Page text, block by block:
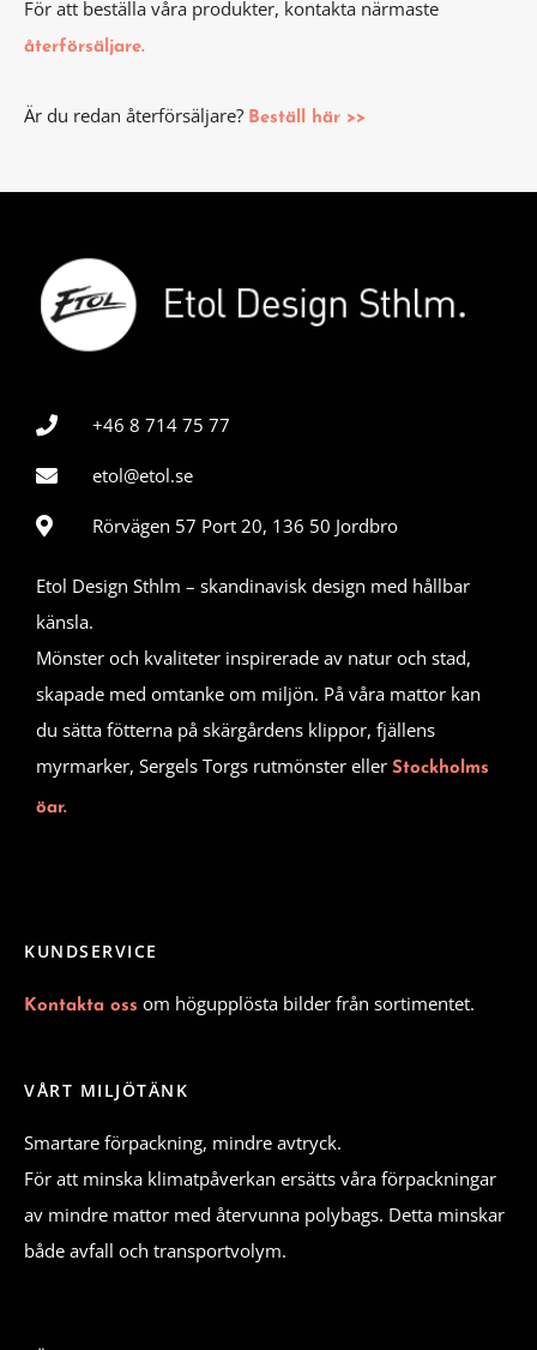
För att beställa våra produkter, kontakta närmaste
återförsäljare.
Är du redan återförsäljare? Beställ här >>
+46 8 714 75 77
etol@etol.se
Rörvägen 57 Port 20, 136 50 Jordbro
Etol Design Sthlm – skandinavisk design med hållbar
känsla.
Mönster och kvaliteter inspirerade av natur och stad,
skapade med omtanke om miljön. På våra mattor kan
du sätta fötterna på skärgårdens klippor, fjällens
myrmarker, Sergels Torgs rutmönster eller Stockholms
öar.
KUNDSERVICE
Kontakta oss om högupplösta bilder från sortimentet.
VÅRT MILJÖTÄNK
Smartare förpackning, mindre avtryck.
För att minska klimatpåverkan ersätts våra förpackningar
av mindre mattor med återvunna polybags. Detta minskar
både avfall och transportvolym.